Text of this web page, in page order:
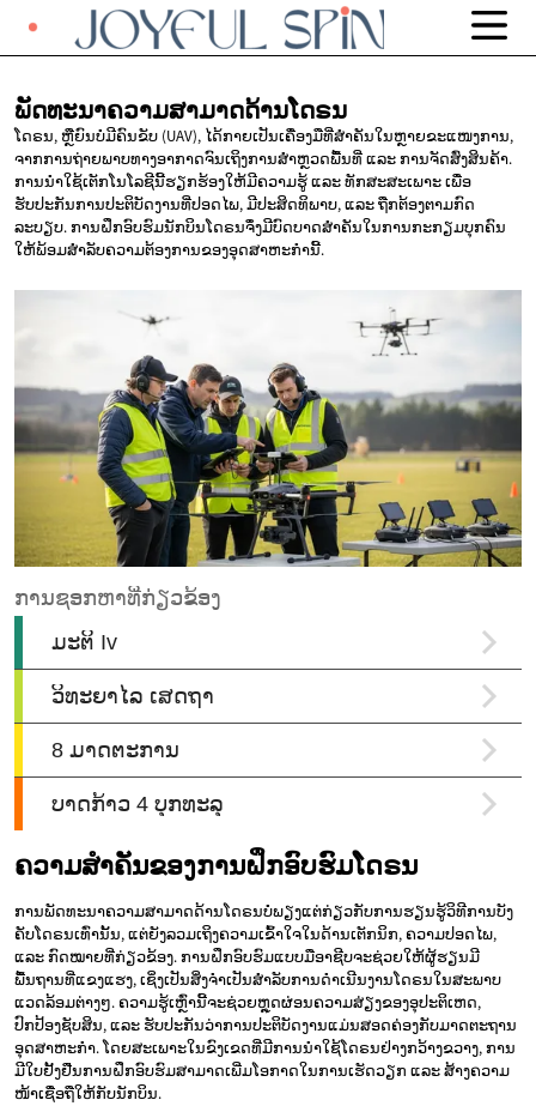
ພັດທະນາຄວາມສາມາດດ້ານໂດຣນ
ໂດຣນ, ຫຼືຍົນບໍ່ມີຄົນຂັບ (UAV), ໄດ້ກາຍເປັນເຄື່ອງມືທີ່ສໍາຄັນໃນຫຼາຍຂະແໜງການ,
ຈາກການຖ່າຍພາບທາງອາກາດຈົນເຖິງການສໍາຫຼວດພື້ນທີ່ ແລະ ການຈັດສົ່ງສິນຄ້າ.
ການນໍາໃຊ້ເຕັກໂນໂລຊີນີ້ຮຽກຮ້ອງໃຫ້ມີຄວາມຮູ້ ແລະ ທັກສະສະເພາະ ເພື່ອ
ຮັບປະກັນການປະຕິບັດງານທີ່ປອດໄພ, ມີປະສິດທິພາບ, ແລະ ຖືກຕ້ອງຕາມກົດ
ລະບຽບ. ການຝຶກອົບຮົມນັກບິນໂດຣນຈຶ່ງມີບົດບາດສໍາຄັນໃນການກະກຽມບຸກຄົນ
ໃຫ້ພ້ອມສໍາລັບຄວາມຕ້ອງການຂອງອຸດສາຫະກໍານີ້.
ຄວາມສໍາຄັນຂອງການຝຶກອົບຮົມໂດຣນ
ການພັດທະນາຄວາມສາມາດດ້ານໂດຣນບໍ່ພຽງແຕ່ກ່ຽວກັບການຮຽນຮູ້ວິທີການບັງ
ຄັບໂດຣນເທົ່ານັ້ນ, ແຕ່ຍັງລວມເຖິງຄວາມເຂົ້າໃຈໃນດ້ານເຕັກນິກ, ຄວາມປອດໄພ,
ແລະ ກົດໝາຍທີ່ກ່ຽວຂ້ອງ. ການຝຶກອົບຮົມແບບມືອາຊີບຈະຊ່ວຍໃຫ້ຜູ້ຮຽນມີ
ພື້ນຖານທີ່ແຂງແຮງ, ເຊິ່ງເປັນສິ່ງຈໍາເປັນສໍາລັບການດໍາເນີນງານໂດຣນໃນສະພາບ
ແວດລ້ອມຕ່າງໆ. ຄວາມຮູ້ເຫຼົ່ານີ້ຈະຊ່ວຍຫຼຸດຜ່ອນຄວາມສ່ຽງຂອງອຸປະຕິເຫດ,
ປົກປ້ອງຊັບສິນ, ແລະ ຮັບປະກັນວ່າການປະຕິບັດງານແມ່ນສອດຄ່ອງກັບມາດຕະຖານ
ອຸດສາຫະກໍາ. ໂດຍສະເພາະໃນຂົງເຂດທີ່ມີການນໍາໃຊ້ໂດຣນຢ່າງກວ້າງຂວາງ, ການ
ມີໃບຢັ້ງຢືນການຝຶກອົບຮົມສາມາດເພີ່ມໂອກາດໃນການເຮັດວຽກ ແລະ ສ້າງຄວາມ
ໜ້າເຊື່ອຖືໃຫ້ກັບນັກບິນ.